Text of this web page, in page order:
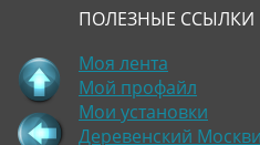
ПОЛЕЗНЫЕ ССЫЛКИ
Моя лента
Мой профайл
Мои установки
Деревенский